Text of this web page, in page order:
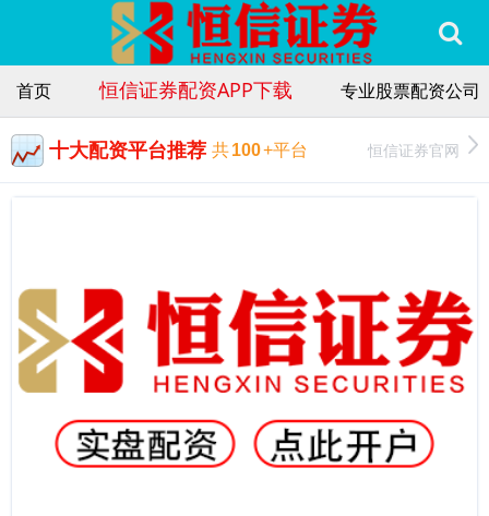
首页 恒信证券配资APP下载 专业股票配资公司
十大配资平台推荐 共100+平台 恒信证券官网